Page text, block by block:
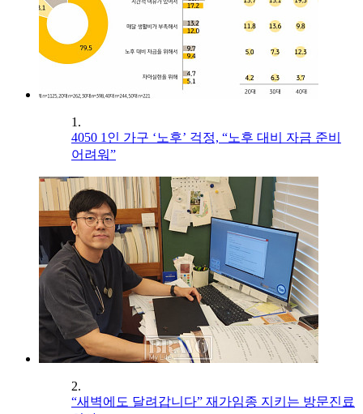
1.
4050 1인 가구 ‘노후’ 걱정, “노후 대비 자금 준비
어려워”
2.
“새벽에도 달려갑니다” 재가임종 지키는 방문진료